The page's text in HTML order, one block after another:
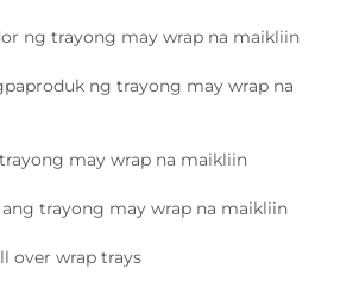
ng trayong may wrap na maikliin
ng trayong may wrap na
may wrap na maikliin
ang trayong may wrap na maikliin
over wrap trays